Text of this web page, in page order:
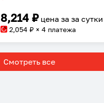
8,214 ₽ цена заза сутки
2,054 ₽ × 4 платежа
Смотреть все